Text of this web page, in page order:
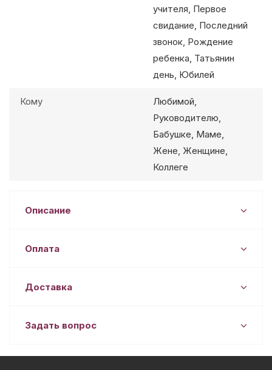
учителя, Первое
свидание, Последний
звонок, Рождение
ребенка, Татьянин
день, Юбилей
Кому
Любимой,
Руководителю,
Бабушке, Маме,
Жене, Женщине,
Коллеге
Описание
Оплата
Доставка
Задать вопрос